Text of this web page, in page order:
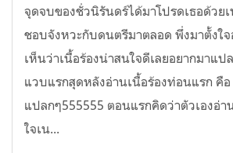
จุดจบของชั่วนิรันดร์ได้มาโปรดเธอด้วย
ชอบจังหวะกับดนตรีมาตลอด พึ่งมาตั้งใจ
เห็นว่าเนื้อร้องน่าสนใจดีเลยอยากมาแป
แวบแรกสุดหลังอ่านเนื้อร้องท่อนแรก คื
แปลกๆ555555 ตอนแรกคิดว่าตัวเองอ่า
ใจเน...